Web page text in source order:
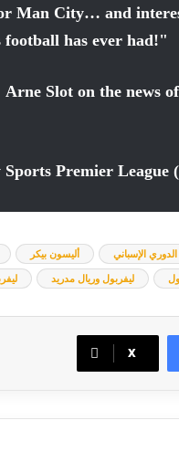
Man City… and
football has ever had!"
Arne Slot on the news
أليسون بيكر الدوري الإسباني
ليفربول وريال مدريد
‫X